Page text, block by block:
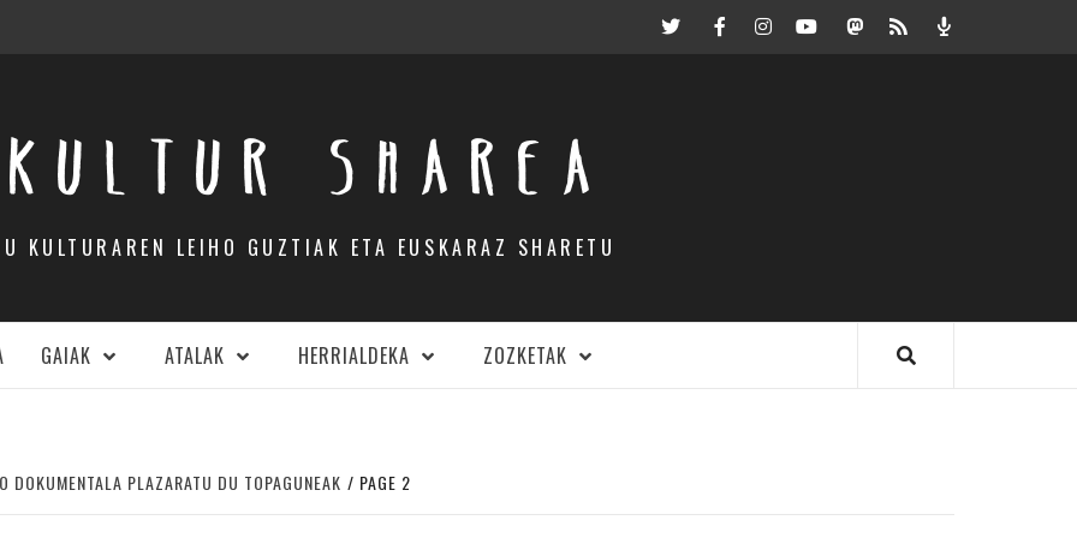
TwitterFacebookInstagramYoutubeMastodon.eus
RSS Podcast
KULTUR SHAREA
KULTURAREN LEIHO GUZTIAK ETA EUSKARAZ SHARETU
GAIAK ATALAK HERRIALDEKA ZOZKETAK
DOKUMENTALA PLAZARATU DU TOPAGUNEAK PAGE 2